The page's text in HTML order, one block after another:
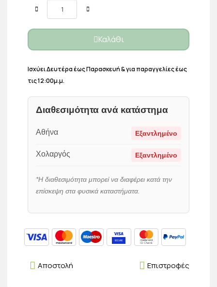
Καλάθι
Ισχύει Δευτέρα έως Παρασκευή & για παραγγελίες έως
τις 12:00μ.μ.
Διαθεσιμότητα ανά κατάστημα
Αθήνα Εξαντλημένο
Χολαργός Εξαντλημένο
*Η διαθεσιμότητα μπορεί να διαφέρει κατά την
επίσκεψη στα φυσικά καταστήματα.
Επιστροφές
Αποστολή